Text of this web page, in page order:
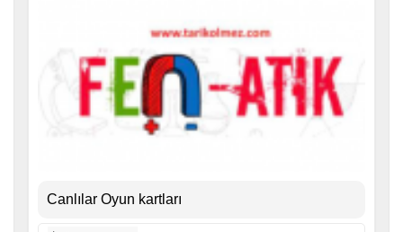
Canlılar Oyun kartları